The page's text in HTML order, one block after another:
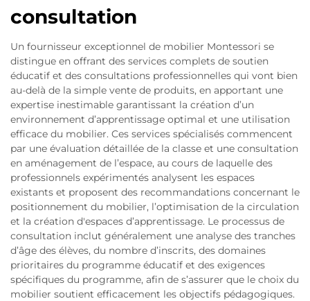
consultation
Un fournisseur exceptionnel de mobilier Montessori se
distingue en offrant des services complets de soutien
éducatif et des consultations professionnelles qui vont bien
au-delà de la simple vente de produits, en apportant une
expertise inestimable garantissant la création d’un
environnement d’apprentissage optimal et une utilisation
efficace du mobilier. Ces services spécialisés commencent
par une évaluation détaillée de la classe et une consultation
en aménagement de l’espace, au cours de laquelle des
professionnels expérimentés analysent les espaces
existants et proposent des recommandations concernant le
positionnement du mobilier, l’optimisation de la circulation
et la création d'espaces d’apprentissage. Le processus de
consultation inclut généralement une analyse des tranches
d’âge des élèves, du nombre d’inscrits, des domaines
prioritaires du programme éducatif et des exigences
spécifiques du programme, afin de s’assurer que le choix du
mobilier soutient efficacement les objectifs pédagogiques.